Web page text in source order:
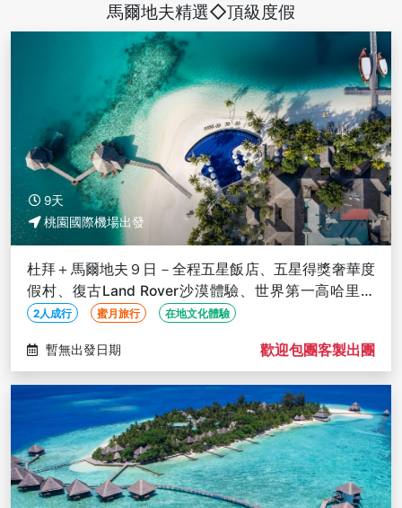
馬爾地夫精選◇頂級度假
9天
桃園國際機場出發
杜拜＋馬爾地夫９日－全程五星飯店、五星得獎奢華度
假村、復古Land Rover沙漠體驗、世界第一高哈里發
塔、含稅簽
2人成行 蜜月旅行 在地文化體驗
暫無出發日期 歡迎包團客製出團